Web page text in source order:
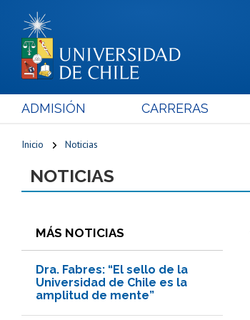
ADMISIÓN CARRERAS
Inicio Noticias
NOTICIAS
MÁS NOTICIAS
Dra. Fabres: “El sello de la
Universidad de Chile es la
amplitud de mente”